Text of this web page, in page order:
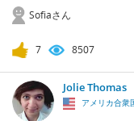
Sofiaさん
7 8507
Jolie Thomas
アメリカ合衆